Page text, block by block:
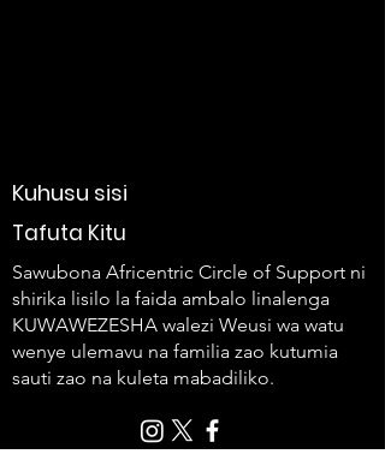
Kuhusu sisi
Tafuta Kitu
Sawubona Africentric Circle of Support ni
shirika lisilo la faida ambalo linalenga
KUWAWEZESHA walezi Weusi wa watu
wenye ulemavu na familia zao kutumia
sauti zao na kuleta mabadiliko.